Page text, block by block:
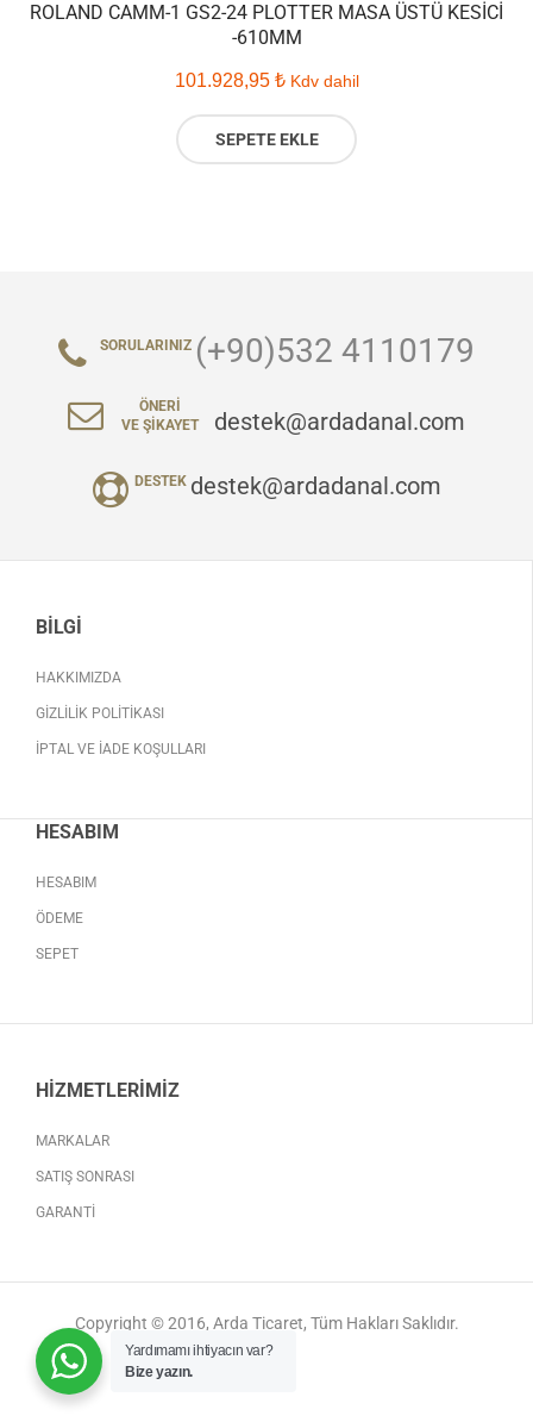
ROLAND CAMM-1 GS2-24 PLOTTER MASA ÜSTÜ KESICI
-610MM
101.928,95 ₺ Kdv dahil
SEPETE EKLE
SORULARINIZ (+90)532 4110179
ÖNERI
VE ŞIKAYET
destek@ardadanal.com
DESTEK destek@ardadanal.com
BILGI
HAKKIMIZDA
GIZLILIK POLITIKASI
İPTAL VE İADE KOŞULLARI
HESABIM
HESABIM
ÖDEME
SEPET
HIZMETLERIMIZ
MARKALAR
SATIŞ SONRASI
GARANTI
Copyright © 2016, Arda Ticaret, Tüm Hakları Saklıdır.
Yardımamı ihtiyacın var?
Bize yazın.